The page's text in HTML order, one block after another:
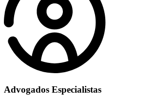
Advogados Especialistas